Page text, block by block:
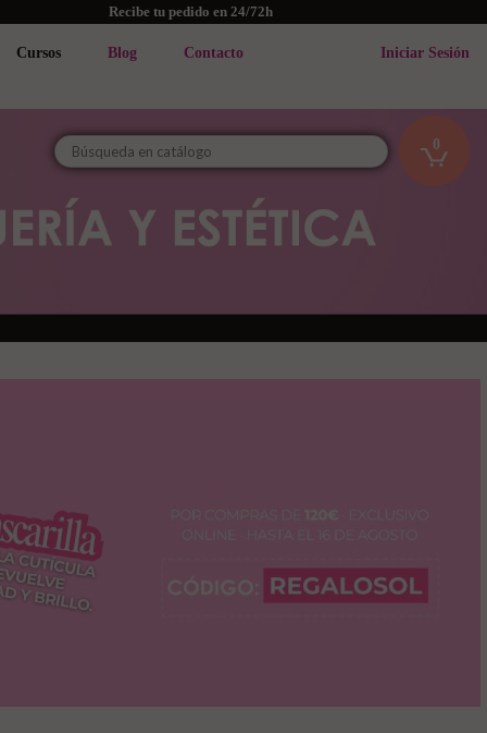
Recibe tu pedido en 24/72h
Cursos Blog Contacto Iniciar Sesión
0